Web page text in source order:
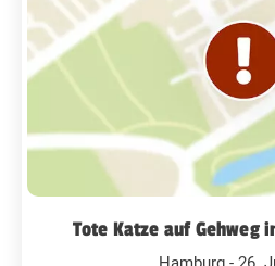
Tote Katze auf Gehweg